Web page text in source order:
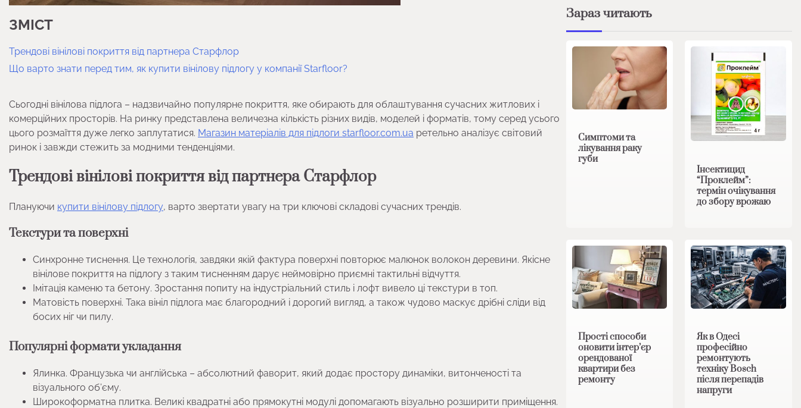
ЗМІСТ
Трендові вінілові покриття від партнера Старфлор
Що варто знати перед тим, як купити вінілову підлогу у компанії Starfloor?
Сьогодні вінілова підлога – надзвичайно популярне покриття, яке обирають для облаштування сучасних житлових і
комерційних просторів. На ринку представлена величезна кількість різних видів, моделей і форматів, тому серед усього
цього розмаїття дуже легко заплутатися. Магазин матеріалів для підлоги starfloor.com.ua ретельно аналізує світовий
ринок і завжди стежить за модними тенденціями.
Трендові вінілові покриття від партнера Старфлор
Плануючи купити вінілову підлогу, варто звертати увагу на три ключові складові сучасних трендів.
Текстури та поверхні
Синхронне тиснення. Це технологія, завдяки якій фактура поверхні повторює малюнок волокон деревини. Якісне
вінілове покриття на підлогу з таким тисненням дарує неймовірно приємні тактильні відчуття.
Імітація каменю та бетону. Зростання попиту на індустріальний стиль і лофт вивело ці текстури в топ.
Матовість поверхні. Така вініл підлога має благородний і дорогий вигляд, а також чудово маскує дрібні сліди від
босих ніг чи пилу.
Популярні формати укладання
Ялинка. Французька чи англійська – абсолютний фаворит, який додає простору динаміки, витонченості та
візуального об’єму.
Широкоформатна плитка. Великі квадратні або прямокутні модулі допомагають візуально розширити приміщення.
Зараз читають
Симптоми та
лікування раку
губи
Інсектицид
“Проклейм”:
термін очікування
до збору врожаю
Прості способи
оновити інтер’єр
орендованої
квартири без
ремонту
Як в Одесі
професійно
ремонтують
техніку Bosch
після перепадів
напруги